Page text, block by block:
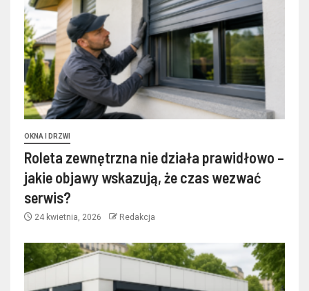
OKNA I DRZWI
Roleta zewnętrzna nie działa prawidłowo –
jakie objawy wskazują, że czas wezwać
serwis?
24 kwietnia, 2026 Redakcja